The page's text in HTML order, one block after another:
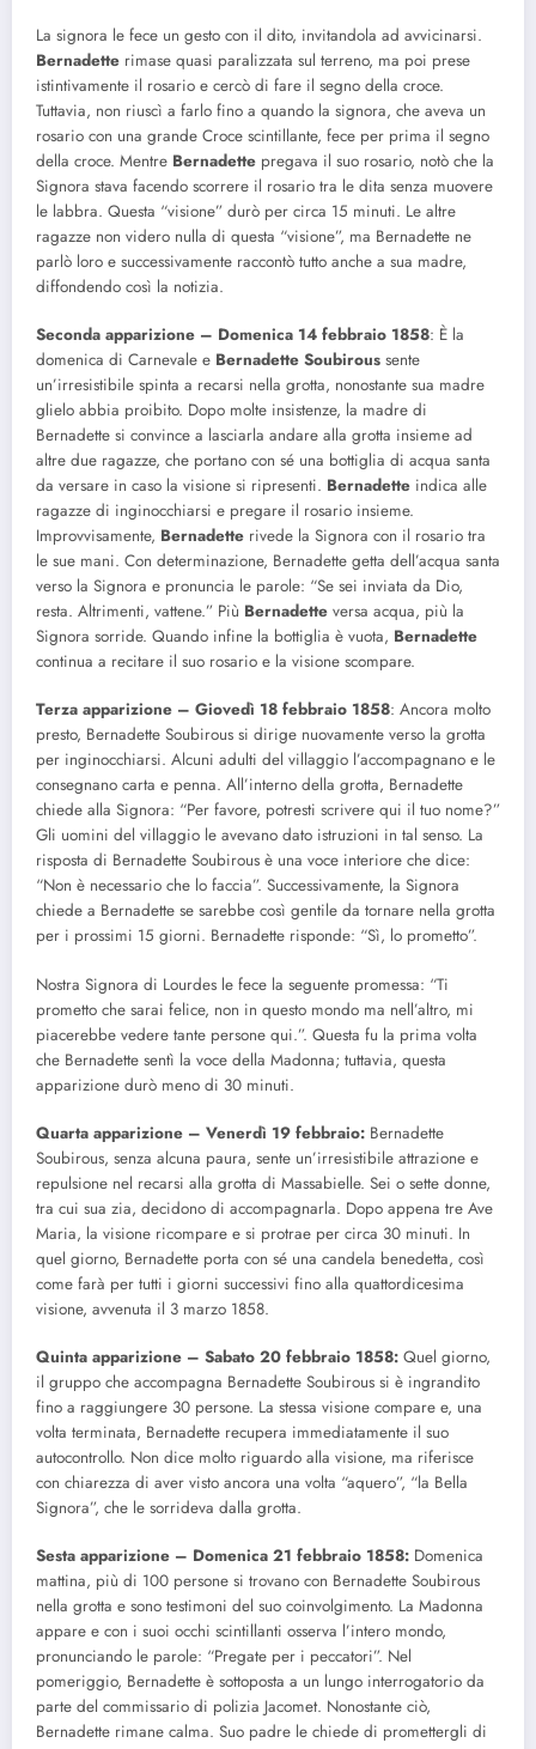
La signora le fece un gesto con il dito, invitandola ad avvicinarsi.
Bernadette rimase quasi paralizzata sul terreno, ma poi prese
istintivamente il rosario e cercò di fare il segno della croce.
Tuttavia, non riuscì a farlo fino a quando la signora, che aveva un
rosario con una grande Croce scintillante, fece per prima il segno
della croce. Mentre Bernadette pregava il suo rosario, notò che la
Signora stava facendo scorrere il rosario tra le dita senza muovere
le labbra. Questa “visione” durò per circa 15 minuti. Le altre
ragazze non videro nulla di questa “visione”, ma Bernadette ne
parlò loro e successivamente raccontò tutto anche a sua madre,
diffondendo così la notizia.
Seconda apparizione – Domenica 14 febbraio 1858: È la
domenica di Carnevale e Bernadette Soubirous sente
un’irresistibile spinta a recarsi nella grotta, nonostante sua madre
glielo abbia proibito. Dopo molte insistenze, la madre di
Bernadette si convince a lasciarla andare alla grotta insieme ad
altre due ragazze, che portano con sé una bottiglia di acqua santa
da versare in caso la visione si ripresenti. Bernadette indica alle
ragazze di inginocchiarsi e pregare il rosario insieme.
Improvvisamente, Bernadette rivede la Signora con il rosario tra
le sue mani. Con determinazione, Bernadette getta dell’acqua santa
verso la Signora e pronuncia le parole: “Se sei inviata da Dio,
resta. Altrimenti, vattene.” Più Bernadette versa acqua, più la
Signora sorride. Quando infine la bottiglia è vuota, Bernadette
continua a recitare il suo rosario e la visione scompare.
Terza apparizione – Giovedì 18 febbraio 1858: Ancora molto
presto, Bernadette Soubirous si dirige nuovamente verso la grotta
per inginocchiarsi. Alcuni adulti del villaggio l’accompagnano e le
consegnano carta e penna. All’interno della grotta, Bernadette
chiede alla Signora: “Per favore, potresti scrivere qui il tuo nome?”
Gli uomini del villaggio le avevano dato istruzioni in tal senso. La
risposta di Bernadette Soubirous è una voce interiore che dice:
“Non è necessario che lo faccia”. Successivamente, la Signora
chiede a Bernadette se sarebbe così gentile da tornare nella grotta
per i prossimi 15 giorni. Bernadette risponde: “Sì, lo prometto”.
Nostra Signora di Lourdes le fece la seguente promessa: “Ti
prometto che sarai felice, non in questo mondo ma nell’altro, mi
piacerebbe vedere tante persone qui.”. Questa fu la prima volta
che Bernadette sentì la voce della Madonna; tuttavia, questa
apparizione durò meno di 30 minuti.
Quarta apparizione – Venerdì 19 febbraio: Bernadette
Soubirous, senza alcuna paura, sente un’irresistibile attrazione e
repulsione nel recarsi alla grotta di Massabielle. Sei o sette donne,
tra cui sua zia, decidono di accompagnarla. Dopo appena tre Ave
Maria, la visione ricompare e si protrae per circa 30 minuti. In
quel giorno, Bernadette porta con sé una candela benedetta, così
come farà per tutti i giorni successivi fino alla quattordicesima
visione, avvenuta il 3 marzo 1858.
Quinta apparizione – Sabato 20 febbraio 1858: Quel giorno,
il gruppo che accompagna Bernadette Soubirous si è ingrandito
fino a raggiungere 30 persone. La stessa visione compare e, una
volta terminata, Bernadette recupera immediatamente il suo
autocontrollo. Non dice molto riguardo alla visione, ma riferisce
con chiarezza di aver visto ancora una volta “aquero”, “la Bella
Signora”, che le sorrideva dalla grotta.
Sesta apparizione – Domenica 21 febbraio 1858: Domenica
mattina, più di 100 persone si trovano con Bernadette Soubirous
nella grotta e sono testimoni del suo coinvolgimento. La Madonna
appare e con i suoi occhi scintillanti osserva l’intero mondo,
pronunciando le parole: “Pregate per i peccatori”. Nel
pomeriggio, Bernadette è sottoposta a un lungo interrogatorio da
parte del commissario di polizia Jacomet. Nonostante ciò,
Bernadette rimane calma. Suo padre le chiede di promettergli di